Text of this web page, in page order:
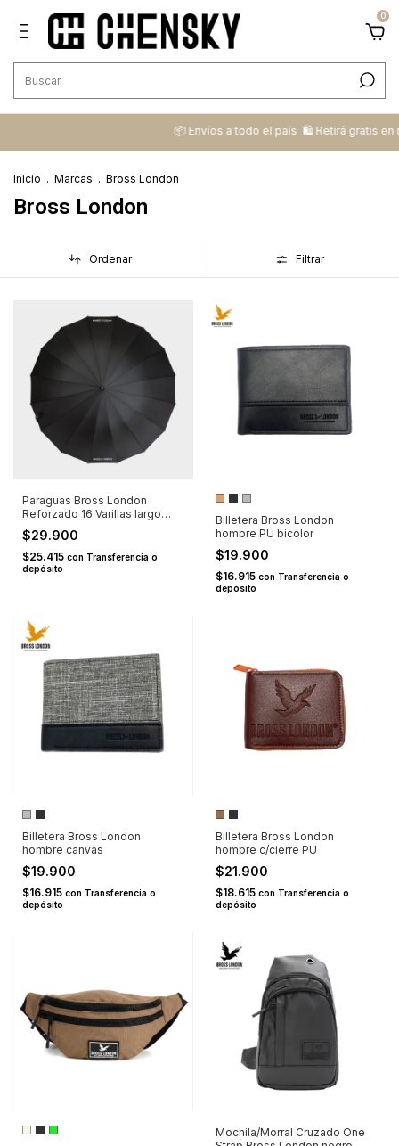
0
📦 ​Envíos a todo el país ​ 🛍️​ Retirá gratis en
Inicio . Marcas . Bross London
Bross London
Ordenar Filtrar
Paraguas Bross London
Reforzado 16 Varillas largo
negro
$29.900
$25.415 con Transferencia o
depósito
Billetera Bross London
hombre PU bicolor
$19.900
$16.915 con Transferencia o
depósito
Billetera Bross London
hombre canvas
$19.900
$16.915 con Transferencia o
depósito
Billetera Bross London
hombre c/cierre PU
$21.900
$18.615 con Transferencia o
depósito
Mochila/Morral Cruzado One